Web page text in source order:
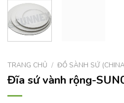
TRANG CHỦ / ĐỒ SÀNH SỨ
Đĩa sứ vành rộng-